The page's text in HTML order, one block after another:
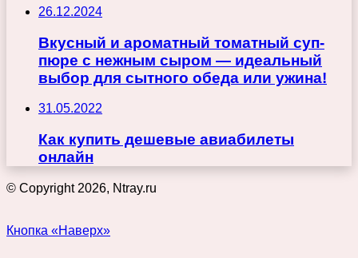
26.12.2024
Вкусный и ароматный томатный суп-
пюре с нежным сыром — идеальный
выбор для сытного обеда или ужина!
31.05.2022
Как купить дешевые авиабилеты
онлайн
© Copyright 2026, Ntray.ru
Кнопка «Наверх»